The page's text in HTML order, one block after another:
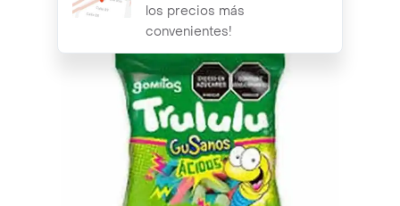
los precios más
convenientes!